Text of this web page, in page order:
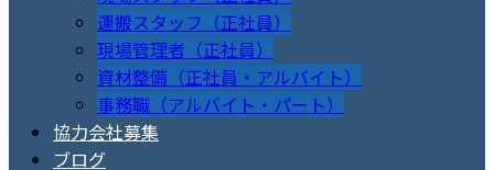
運搬スタッフ（正社員）
現場管理者（正社員）
資材整備（正社員・アルバイト）
事務職（アルバイト・パート）
協力会社募集
ブログ